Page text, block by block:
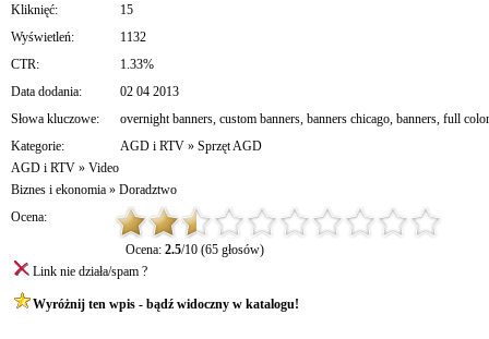
Kliknięć:
15
Wyświetleń:
1132
CTR:
1.33%
Data dodania:
02 04 2013
Słowa kluczowe:
overnight banners custom banners banners chicago banners full
Kategorie:
AGD i RTV » Sprzęt AGD
AGD i RTV » Video
Biznes i ekonomia » Doradztwo
Ocena:
Ocena: 2.5/10 (65 głosów)
Link nie działa/spam ?
Wyróżnij ten wpis - bądź widoczny w katalogu!